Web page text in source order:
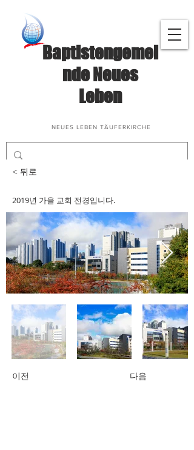
Baptistengemei
nde Neues
Leben
NEUES LEBEN TÄUFERKIRCHE
< 뒤로
2019년 가을 교회 전경입니다.
이전 다음